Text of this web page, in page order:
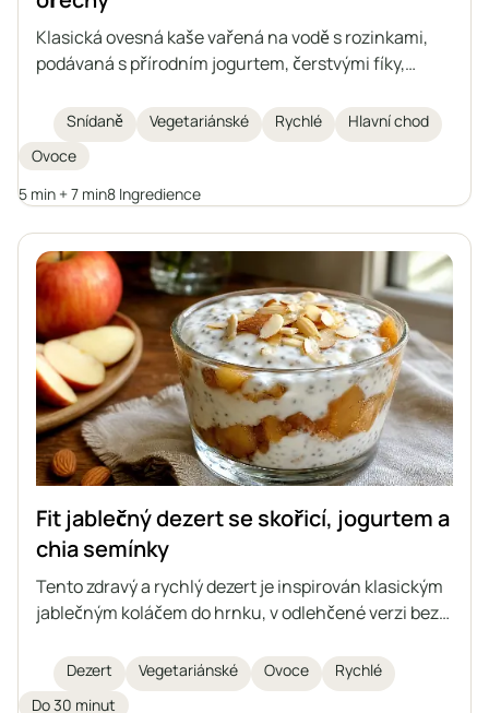
Klasická ovesná kaše vařená na vodě s rozinkami,
podávaná s přírodním jogurtem, čerstvými fíky,
nápad na rychlou, zdravou a lehkou snídani nebo
večeři. Každý si může kaši obohatit oblíbeným
ovocem nebo náhražkami a vytvořit si tak vlastní
verzi této snídaňové klasiky.
Snídaně Vegetariánské Rychlé
Hlavní chod
Ovoce
5 min + 7 min8 Ingredience
Fit jablečný dezert se skořicí, jogurtem a
chia semínky
Tento zdravý a rychlý dezert je inspirován klasickým
jablečným koláčem do hrnku, v odlehčené verzi bez
jemného jogurtového krému s chia semínky a
křupavých mandlí navrchu. Ideální pro ty, kteří dbají
Dezert Vegetariánské Ovoce
Rychlé
Do 30 minut